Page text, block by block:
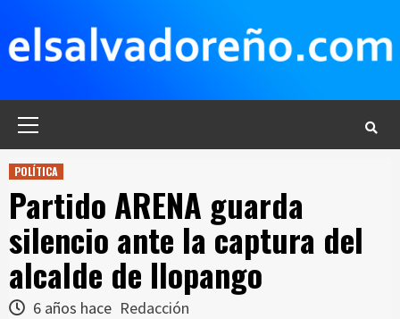
contenido
POLÍTICA
Partido ARENA guarda
silencio ante la captura del
alcalde de Ilopango
6 años hace Redacción